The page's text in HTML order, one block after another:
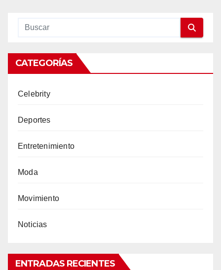
CATEGORÍAS
Celebrity
Deportes
Entretenimiento
Moda
Movimiento
Noticias
ENTRADAS RECIENTES